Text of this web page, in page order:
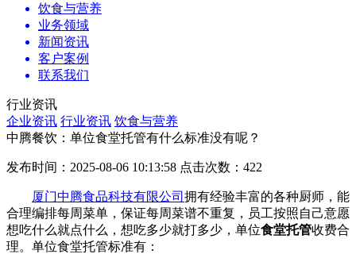
饮食与营养
业务领域
新闻资讯
客户案例
联系我们
行业资讯
企业资讯 行业资讯 饮食与营养
中腾餐饮：单位食堂托管有什么标准没有呢？
发布时间：2025-08-06 10:13:58 点击次数：422
厦门中腾食品科技有限公司 拥有经验丰富的各种厨师，能
合理编排每周菜单，保证每周菜谱不重复，员工按照自己意愿
想吃什么就点什么，想吃多少就打多少，单位食堂托管收费合
理。单位食堂托管标准有：